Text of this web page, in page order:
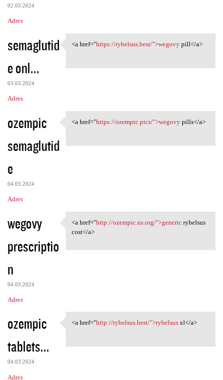
02.03.2024
Adres
semaglutid
e onl...
03.03.2024
Adres
<a href="https://rybelsus
<a href="https://rybelsus.best/">wegovypill</a>
ozempic
semaglutid
e
04.03.2024
Adres
<a href="https://ozempic.pics
<a href="https://ozempic.pics/">wegovypills</a>
wegovy
prescriptio
n
04.03.2024
Adres
<a href="http://ozempic.us
<a href="http://ozempic.us.org/">genericrybelsus
cost</a>
ozempic
tablets...
04.03.2024
Adres
<a href="http://rybelsus.best
<a href="http://rybelsus.best/">rybelsusxl</a>